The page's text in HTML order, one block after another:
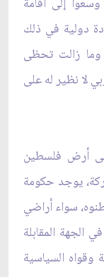
دولية في ذلك
زالت تحظى
لا نظير له على
أرض فلسطين
يوجد حكومة
سواء أراضي
في الجهة المقابلة
وقواه السياسية